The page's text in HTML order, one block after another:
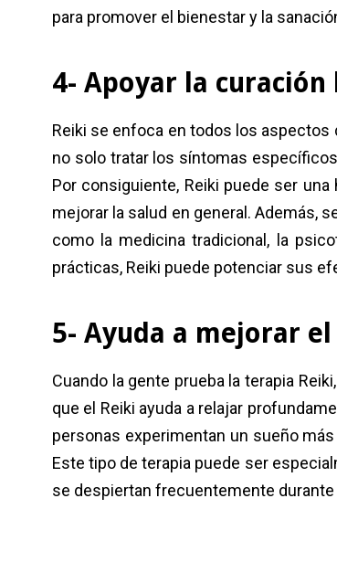
para promover el bienestar y la
4- Apoyar la curación
Reiki se enfoca en todos los aspectos
no solo tratar los síntomas
Por consiguiente, Reiki puede ser
mejorar la salud en general. Además,
como la medicina tradicional, la
prácticas, Reiki puede potenciar sus
5- Ayuda a mejorar el
Cuando la gente prueba la terapia
que el Reiki ayuda a relajar
personas experimentan un sueño
Este tipo de terapia puede ser
se despiertan frecuentemente durante